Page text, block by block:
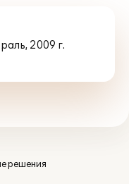
2009 г.
решения